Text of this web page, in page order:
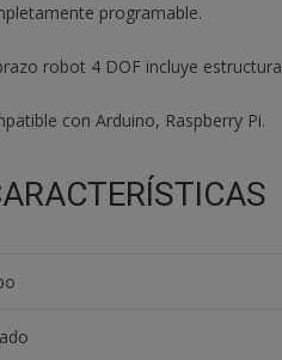
programable.
robot 4 DOF incluye
con Arduino, Raspberry Pi.